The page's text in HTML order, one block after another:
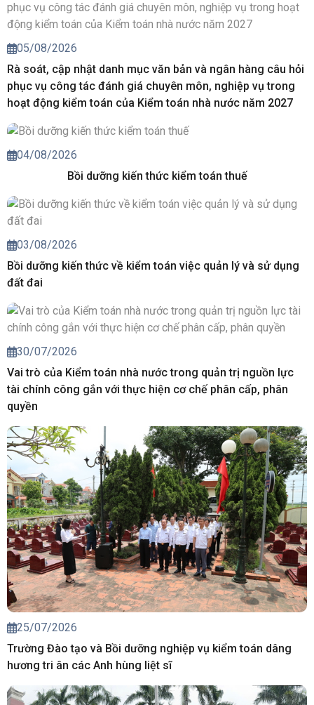
05/08/2026
Rà soát, cập nhật danh mục văn bản và ngân hàng câu hỏi
phục vụ công tác đánh giá chuyên môn, nghiệp vụ trong
hoạt động kiểm toán của Kiểm toán nhà nước năm 2027
04/08/2026
Bồi dưỡng kiến thức kiểm toán thuế
03/08/2026
Bồi dưỡng kiến thức về kiểm toán việc quản lý và sử dụng
đất đai
30/07/2026
Vai trò của Kiểm toán nhà nước trong quản trị nguồn lực
tài chính công gắn với thực hiện cơ chế phân cấp, phân
quyền
25/07/2026
Trường Đào tạo và Bồi dưỡng nghiệp vụ kiểm toán dâng
hương tri ân các Anh hùng liệt sĩ